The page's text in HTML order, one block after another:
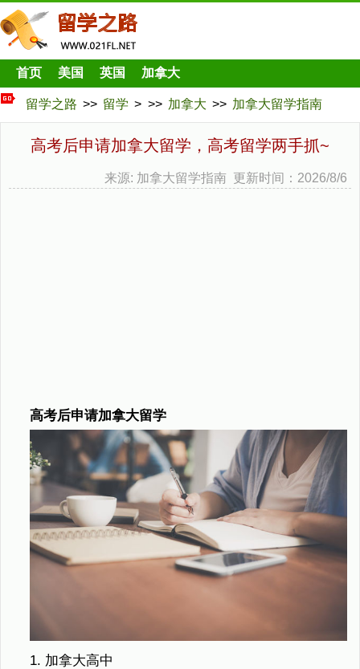
首页 美国 英国 加拿大
留学之路 >> 留学 > >> 加拿大 >> 加拿大留学指南
高考后申请加拿大留学，高考留学两手抓~
来源: 加拿大留学指南 更新时间：2026/8/6
高考后申请加拿大留学
1. 加拿大高中